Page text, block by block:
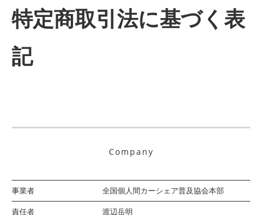
特定商取引法に基づく表
記
Company
事業者
全国個人間カーシェア普及協会本部
責任者
渡辺岳明